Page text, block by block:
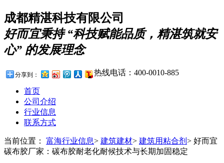
成都精湛科技有限公司
好而宜秉持 “科技赋能品质，精湛筑就安
心” 的发展理念
分享到： 热线电话： 400-0010-885
首页
公司介绍
行业信息
联系方式
当前位置： 富海行业信息> 建筑建材> 建筑用粘合剂 > 好而宜
碳布胶厂家：碳布胶耐老化耐候技术与长期加固稳定